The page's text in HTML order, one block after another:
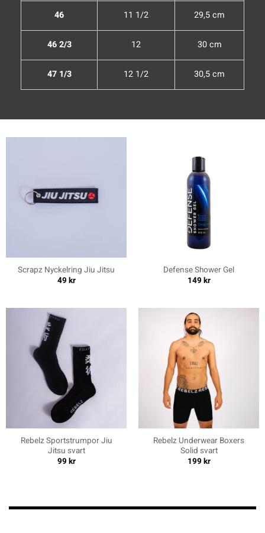
46 11 1/2 29,5 cm
46 2/3 12 30 cm
47 1/3 12 1/2 30,5 cm
Scrapz Nyckelring Jiu Jitsu
49kr
Defense Shower Gel
149kr
Rebelz Sportstrumpor Jiu
Jitsu svart
99kr
Rebelz Underwear Boxers
Solid svart
199kr